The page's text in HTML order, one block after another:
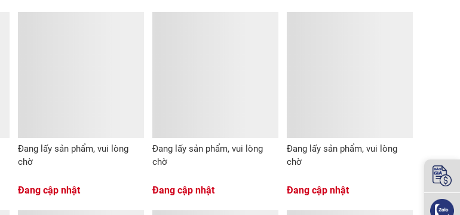
Đang lấy sản phẩm, vui lòng
chờ
Đang cập nhật
Đang lấy sản phẩm, vui lòng
chờ
Đang cập nhật
Đang lấy sản phẩm, vui lòng
chờ
Đang cập nhật